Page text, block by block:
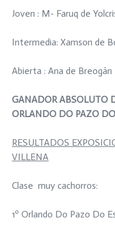
Joven : M- Faruq de
Intermedia: Xamson de
Abierta : Ana de Breogán
GANADOR ABSOLUTO
ORLANDO DO PAZO
RESULTADOS
VILLENA
Clase muy cachorros:
1º Orlando Do Pazo Do